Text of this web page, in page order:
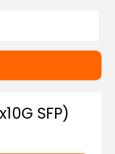
SFP)